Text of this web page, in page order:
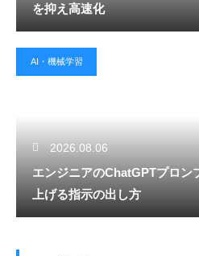
を抑え高速化
AI・機械学習
2026.08.06
エンジニアのChatGPTプロン
上げる指示の出し方